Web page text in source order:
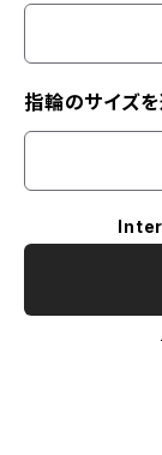
指輪のサイズ